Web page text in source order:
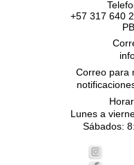
+57 317 640
Correo para
Lunes a
Sábados: